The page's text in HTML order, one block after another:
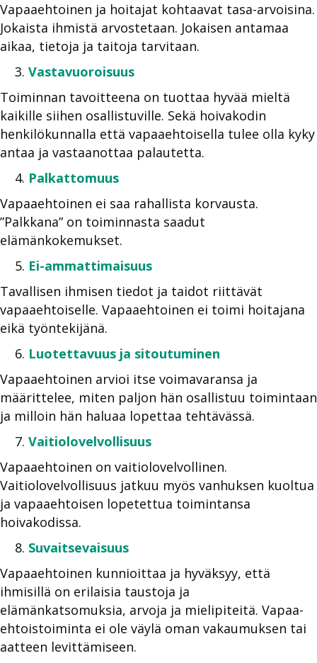
Vapaaehtoinen ja hoitajat kohtaavat tasa-arvoisina.
Jokaista ihmistä arvostetaan. Jokaisen antamaa
aikaa, tietoja ja taitoja tarvitaan.
Vastavuoroisuus
Toiminnan tavoitteena on tuottaa hyvää mieltä
kaikille siihen osallistuville. Sekä hoivakodin
henkilökunnalla että vapaaehtoisella tulee olla kyky
antaa ja vastaanottaa palautetta.
Palkattomuus
Vapaaehtoinen ei saa rahallista korvausta.
”Palkkana” on toiminnasta saadut
elämänkokemukset.
Ei-ammattimaisuus
Tavallisen ihmisen tiedot ja taidot riittävät
vapaaehtoiselle. Vapaaehtoinen ei toimi hoitajana
eikä työntekijänä.
Luotettavuus ja sitoutuminen
Vapaaehtoinen arvioi itse voimavaransa ja
määrittelee, miten paljon hän osallistuu toimintaan
ja milloin hän haluaa lopettaa tehtävässä.
Vaitiolovelvollisuus
Vapaaehtoinen on vaitiolovelvollinen.
Vaitiolovelvollisuus jatkuu myös vanhuksen kuoltua
ja vapaaehtoisen lopetettua toimintansa
hoivakodissa.
Suvaitsevaisuus
Vapaaehtoinen kunnioittaa ja hyväksyy, että
ihmisillä on erilaisia taustoja ja
elämänkatsomuksia, arvoja ja mielipiteitä. Vapaa-
ehtoistoiminta ei ole väylä oman vakaumuksen tai
aatteen levittämiseen.